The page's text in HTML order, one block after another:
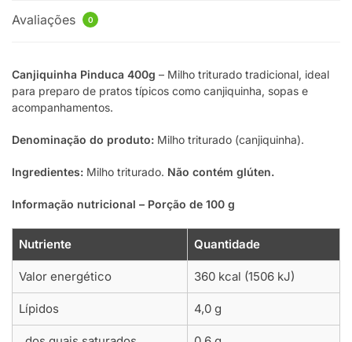
Avaliações 0
Canjiquinha Pinduca 400g – Milho triturado tradicional, ideal
para preparo de pratos típicos como canjiquinha, sopas e
acompanhamentos.
Denominação do produto: Milho triturado (canjiquinha).
Ingredientes: Milho triturado. Não contém glúten.
Informação nutricional – Porção de 100 g
Nutriente Quantidade
Valor energético 360 kcal (1506 kJ)
Lípidos 4,0 g